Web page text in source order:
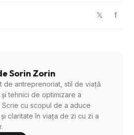
𝕏 f
Sorin Zorin
de antreprenoriat, stil de viață
tehnici de optimizare a
Scrie cu scopul de a aduce
claritate în viața de zi cu zi a